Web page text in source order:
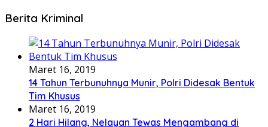
Berita Kriminal
Maret 16, 2019
14 Tahun Terbunuhnya Munir, Polri Didesak Bentuk
Tim Khusus
Maret 16, 2019
2 Hari Hilang, Nelayan Tewas Mengambang di